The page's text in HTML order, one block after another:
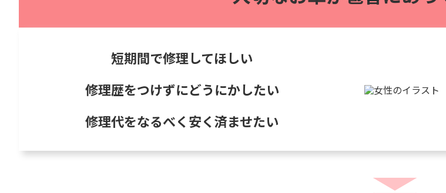
短期間で修理してほしい
修理歴をつけずにどうにかしたい
修理代をなるべく安く済ませたい